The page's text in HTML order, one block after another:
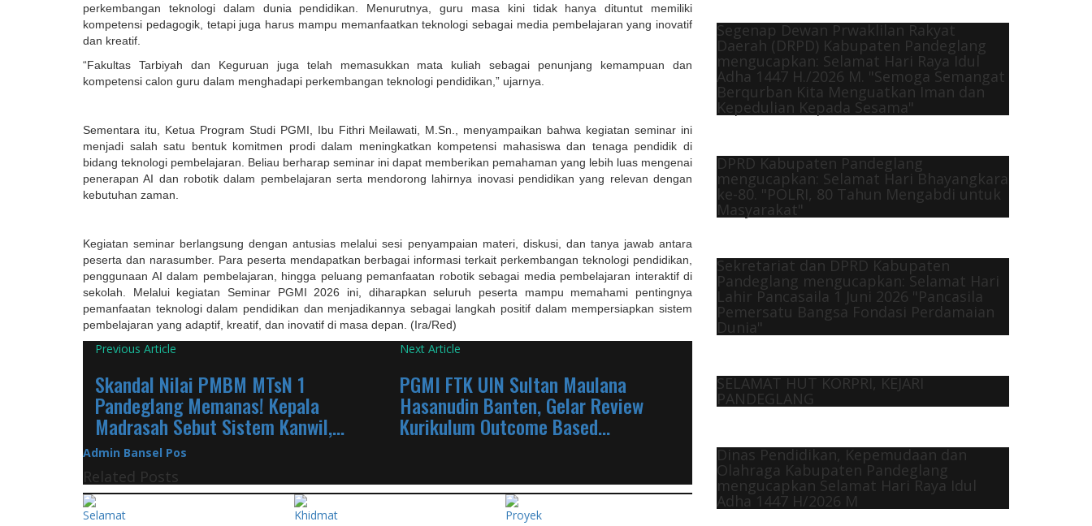
perkembangan teknologi dalam dunia pendidikan. Menurutnya, guru masa kini tidak hanya dituntut memiliki
kompetensi pedagogik, tetapi juga harus mampu memanfaatkan teknologi sebagai media pembelajaran yang inovatif
dan kreatif.
“Fakultas Tarbiyah dan Keguruan juga telah memasukkan mata kuliah sebagai penunjang kemampuan dan
kompetensi calon guru dalam menghadapi perkembangan teknologi pendidikan,” ujarnya.
Sementara itu, Ketua Program Studi PGMI, Ibu Fithri Meilawati, M.Sn., menyampaikan bahwa kegiatan seminar ini
menjadi salah satu bentuk komitmen prodi dalam meningkatkan kompetensi mahasiswa dan tenaga pendidik di
bidang teknologi pembelajaran. Beliau berharap seminar ini dapat memberikan pemahaman yang lebih luas mengenai
penerapan AI dan robotik dalam pembelajaran serta mendorong lahirnya inovasi pendidikan yang relevan dengan
kebutuhan zaman.
Kegiatan seminar berlangsung dengan antusias melalui sesi penyampaian materi, diskusi, dan tanya jawab antara
peserta dan narasumber. Para peserta mendapatkan berbagai informasi terkait perkembangan teknologi pendidikan,
penggunaan AI dalam pembelajaran, hingga peluang pemanfaatan robotik sebagai media pembelajaran interaktif di
sekolah. Melalui kegiatan Seminar PGMI 2026 ini, diharapkan seluruh peserta mampu memahami pentingnya
pemanfaatan teknologi dalam pendidikan dan menjadikannya sebagai langkah positif dalam mempersiapkan sistem
pembelajaran yang adaptif, kreatif, dan inovatif di masa depan. (Ira/Red)
Previous Article
Skandal Nilai PMBM MTsN 1
Pandeglang Memanas! Kepala
Madrasah Sebut Sistem Kanwil,...
Next Article
PGMI FTK UIN Sultan Maulana
Hasanudin Banten, Gelar Review
Kurikulum Outcome Based...
Admin Bansel Pos
Related Posts
Segenap Dewan Prwaklilan Rakyat
Daerah (DRPD) Kabupaten Pandeglang
mengucapkan: Selamat Hari Raya Idul
Adha 1447 H./2026 M. "Semoga Semangat
Berqurban Kita Menguatkan Iman dan
Kepedulian Kepada Sesama"
DPRD Kabupaten Pandeglang
mengucapkan: Selamat Hari Bhayangkara
ke-80. "POLRI, 80 Tahun Mengabdi untuk
Masyarakat"
Sekretariat dan DPRD Kabupaten
Pandeglang mengucapkan: Selamat Hari
Lahir Pancasaila 1 Juni 2026 "Pancasila
Pemersatu Bangsa Fondasi Perdamaian
Dunia"
SELAMAT HUT KORPRI, KEJARI
PANDEGLANG
Dinas Pendidikan, Kepemudaan dan
Olahraga Kabupaten Pandeglang
mengucapkan Selamat Hari Raya Idul
Adha 1447 H/2026 M